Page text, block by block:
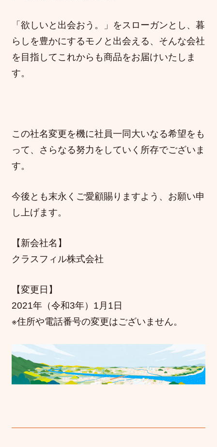
「欲しいと出会おう。」をスローガンとし、暮
らしを豊かにするモノと出会える、そんな会社
を目指してこれからも商品をお届けいたしま
す。
この社名変更を機に社員一同大いなる希望をも
って、さらなる努力をしていく所存でございま
す。
今後とも末永くご愛顧賜りますよう、お願い申
し上げます。
【新会社名】
クラスフィル株式会社
【変更日】
2021年（令和3年）1月1日
※住所や電話番号の変更はございません。